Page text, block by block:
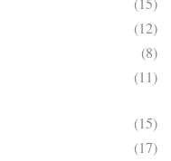
(12)
(8)
(11)
(15)
(17)